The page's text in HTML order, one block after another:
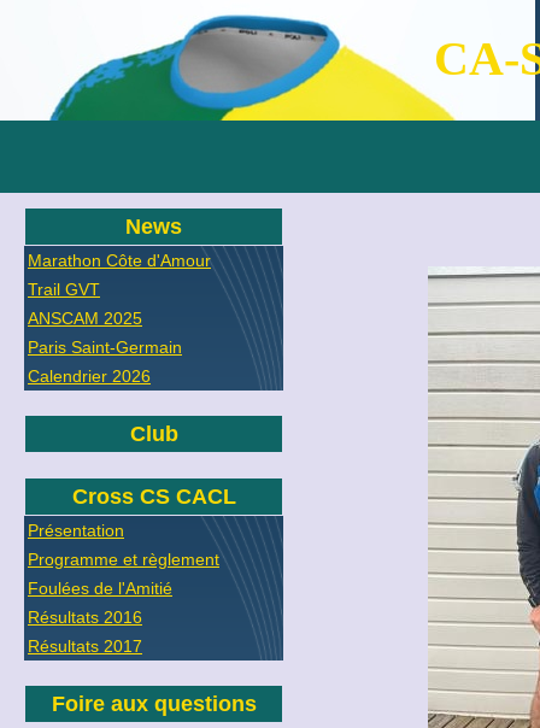
CA-
News
Marathon Côte d'Amour
Trail GVT
ANSCAM 2025
Paris Saint-Germain
Calendrier 2026
Club
Cross CS CACL
Présentation
Programme et règlement
Foulées de l'Amitié
Résultats 2016
Résultats 2017
Foire aux questions